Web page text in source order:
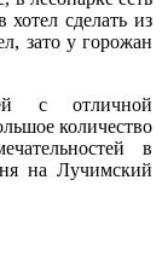
сделать из
зато у горожан
с отличной
количество
в
на Лучимский